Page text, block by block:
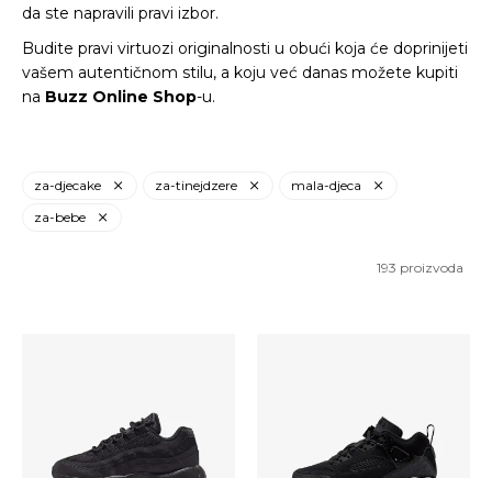
da ste napravili pravi izbor.
Budite pravi virtuozi originalnosti u obući koja će doprinijeti
vašem autentičnom stilu, a koju već danas možete kupiti
na Buzz Online Shop-u.
za-djecake za-tinejdzere
mala-djeca
za-bebe
193 proizvoda